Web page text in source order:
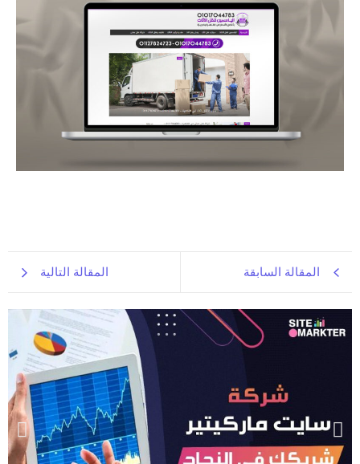
المقالة السابقة المقالة التالية